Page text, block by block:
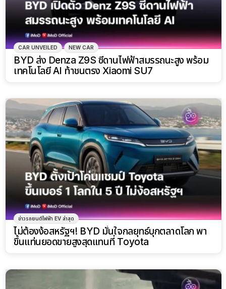
CAR UNVEILED NEW CAR
BYD ส่ง Denza Z9S ซีดานไฟฟ้าสมรรถนะสูง พร้อม
เทคโนโลยี AI ท้าชนตรง Xiaomi SU7
ข่าวรถยนต์ไฟฟ้า EV ล่าสุด
ไม่ต้องง้อสหรัฐฯ! BYD มั่นใจกลยุทธ์บุกตลาดโลก พา
ขึ้นแท่นยอดขายสูงสุดแทนที่ Toyota